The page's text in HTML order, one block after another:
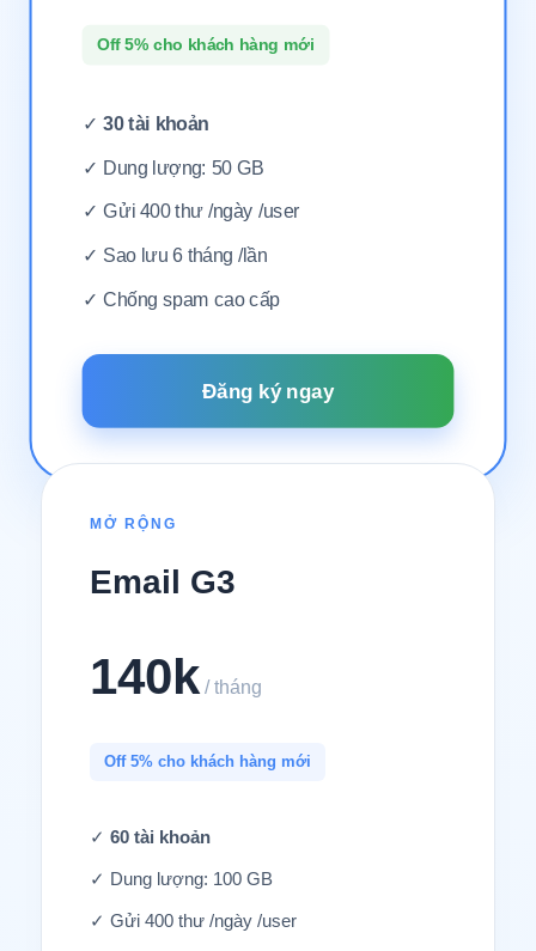
Off 5% cho khách hàng mới
✓30 tài khoản
✓ Dung lượng: 50 GB
✓ Gửi 400 thư /ngày /user
✓ Sao lưu 6 tháng /lần
✓ Chống spam cao cấp
Đăng ký ngay
MỞ RỘNG
Email G3
140k / tháng
Off 5% cho khách hàng mới
✓ 60 tài khoản
✓ Dung lượng: 100 GB
✓ Gửi 400 thư /ngày /user